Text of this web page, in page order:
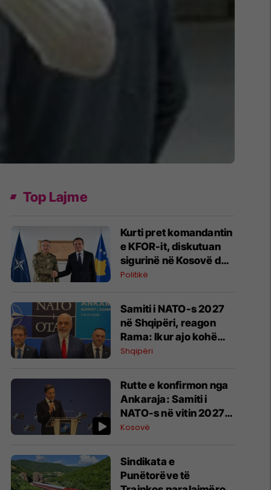
Top Lajme
Kurti pret komandantin
e KFOR-it, diskutuan
sigurinë në Kosovë dhe
bashkëpunimin me
Politikë
Samiti i NATO-s 2027
në Shqipëri, reagon
Rama: Ikur ajo kohë
kur bëhej çfarë të
Shqipëri
Rutte e konfirmon nga
Ankaraja: Samiti i
NATO-s në vitin 2027
do të mbahet në Tiranë
Kosovë
Sindikata e
Punëtorëve të